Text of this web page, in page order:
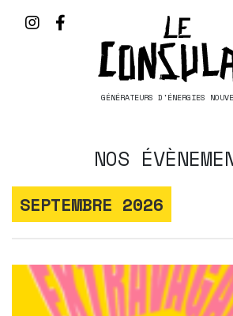
GÉNÉRATEURS D'ÉNERGIES
NOS
SEPTEMBRE 2026